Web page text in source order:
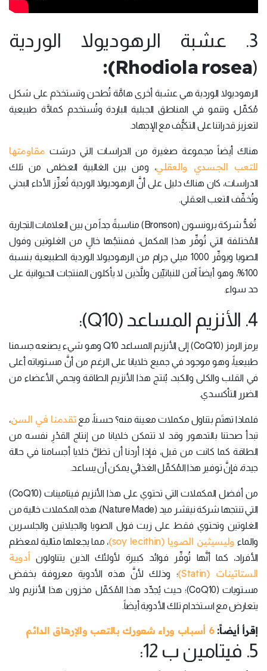
3. عشبة الرهوديولا الوردية
(
Rhodiola rosea
):
الرهوديولا الوردية هي عشبة أخرى هامَّة تُطحن وتستخدَم على شكل
مُكمِّل، وتنمو في المناطق الجبلية الباردة وتُستخدم كمادَّة طبيعية
لتعزيز قدراتنا على التكيُّف مع الإجهاد.
هناك أيضاً مجموعة صغيرة من الدراسات التي درسَت مقاومتها
للتعب الجسدي والعقلي، ومن بين الغالبية العظمى من تلك
الدراسات، كان هناك دليل على أنَّ الرهوديولا الوردية تُعزِّز الأداء البدني
وتُخفِّف التعب العقلي.
تُعَدُّ شركة برونسون (Bronson) مناسبةً جداً من بين العلامات التجارية
المُختلفة التي تُوفِّر هذا المكمل، فمنتجُها خالٍ من الغلوتين وفول
الصويا ويوفِّر 1000 ميلي جرام من الرهوديولا الوردية الطبيعية بنسبة
100%، وهو أيضاً آمن للنباتيِّين وللَّذين لا يأكلون المنتجات الحيوانية على
حد سواء.
4. الأنزيم المساعد (Q10):
يرمز الرمز (CoQ10) إلى الأنزيم المساعد Q10 وهو شيء يصنعه جسمنا
طبيعياً، وهو موجود في جميع خلايانا على الرغم من أنَّ مستوياته أعلى
في القلب والكلى والكبد، يُنتج هذا الأنزيم الطاقة ويحمي الأعضاء من
الضرر التأكسدي.
فلماذا تهتَم بتناول مكملات معينة منه؟ حسناً، مع تقدمنا في السن،
تبدأ صحتنا بالتدهور وقد لا تتمكن خلايانا من إنتاج القدْرِ نفسه من
الطاقة كما كانت من قبل، فإذا أردنا أن تظلَّ خلايا أجسامنا في حالة
جيدة، فإنَّ توفير هذا المُكمِّل الغذائي يمكن أن يساعد.
من أفضل المكملات التي تحتوي على هذا الأنزيم فيتامينات (CoQ10)
التي تنتجها شركة نيتشر ميد (Nature Made)، هذه المكملات خالية من
الغلوتين وتحتوي فقط على زيت فول الصويا والجيلاتين والجلسرين
والماء وليسيثين الصويا (soy lecithin)
، مما يجعلها مثالية لمعظم
الأفراد، كما أنَّها تُوفِّر فوائد كبيرة لأولئك الذين يتناولون أدوية
الستاتينات (Statin)
؛ وذلك لأنَّ هذه الأدوية معروفة بخفض
مستويات (CoQ10)؛ حيث يُجدِّد هذا المُكمِّل مخزون هذا الأنزيم ولا
يتعارض مع استخدام تلك الأدوية أيضاً.
إقرأ أيضاً:6 أسباب وراء شعورك بالتعب والإرهاق الدائم
5. فيتامين ب 12: